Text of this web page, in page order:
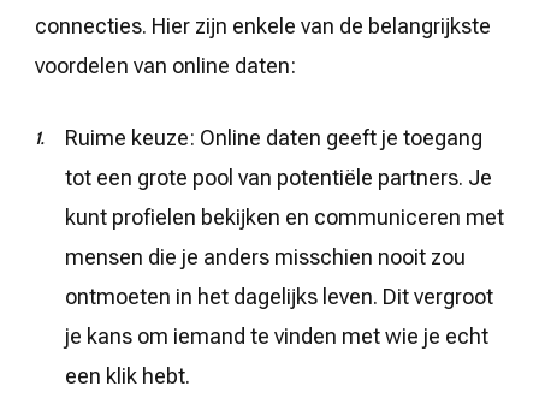
connecties. Hier zijn enkele van de belangrijkste
voordelen van online daten:
Ruime keuze: Online daten geeft je toegang
tot een grote pool van potentiële partners. Je
kunt profielen bekijken en communiceren met
mensen die je anders misschien nooit zou
ontmoeten in het dagelijks leven. Dit vergroot
je kans om iemand te vinden met wie je echt
een klik hebt.